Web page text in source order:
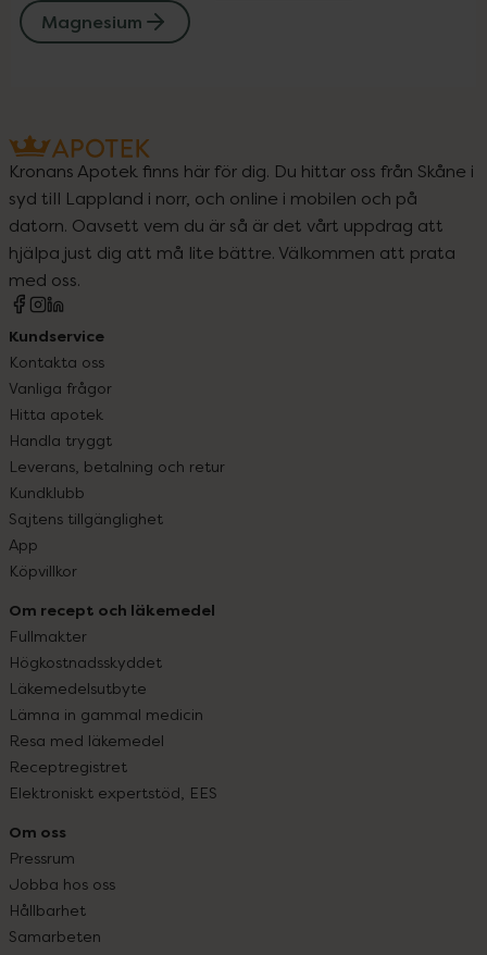
Magnesium
Kronans Apotek finns här för dig. Du hittar oss från Skåne i
syd till Lappland i norr, och online i mobilen och på
datorn. Oavsett vem du är så är det vårt uppdrag att
hjälpa just dig att må lite bättre. Välkommen att prata
med oss.
Kundservice
Kontakta oss
Vanliga frågor
Hitta apotek
Handla tryggt
Leverans, betalning och retur
Kundklubb
Sajtens tillgänglighet
App
Köpvillkor
Om recept och läkemedel
Fullmakter
Högkostnadsskyddet
Läkemedelsutbyte
Lämna in gammal medicin
Resa med läkemedel
Receptregistret
Elektroniskt expertstöd, EES
Om oss
Pressrum
Jobba hos oss
Hållbarhet
Samarbeten